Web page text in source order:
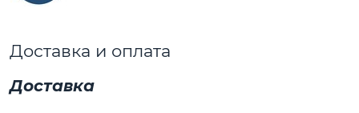
Доставка и оплата
Доставка